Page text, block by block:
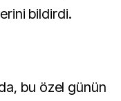
bildirdi.
bu özel günün